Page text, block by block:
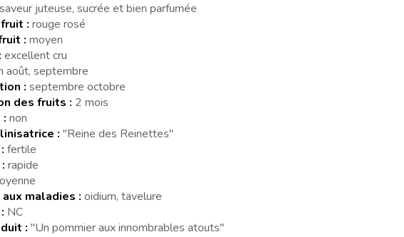
juteuse, sucrée et bien parfumée
: rouge rosé
: moyen
excellent cru
août, septembre
: septembre octobre
des fruits : 2 mois
non
: "Reine des Reinettes"
fertile
rapide
maladies : oidium, tavelure
NC
: "Un pommier aux innombrables atouts"